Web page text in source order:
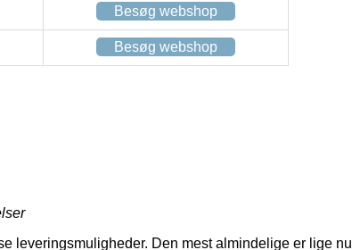
Besøg webshop
Besøg webshop
leveringsmuligheder. Den mest almindelige er lige nu